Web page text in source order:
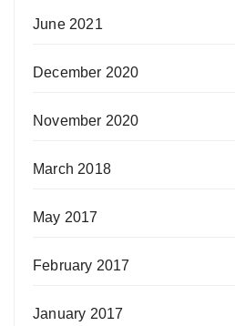
June 2021
December 2020
November 2020
March 2018
May 2017
February 2017
January 2017